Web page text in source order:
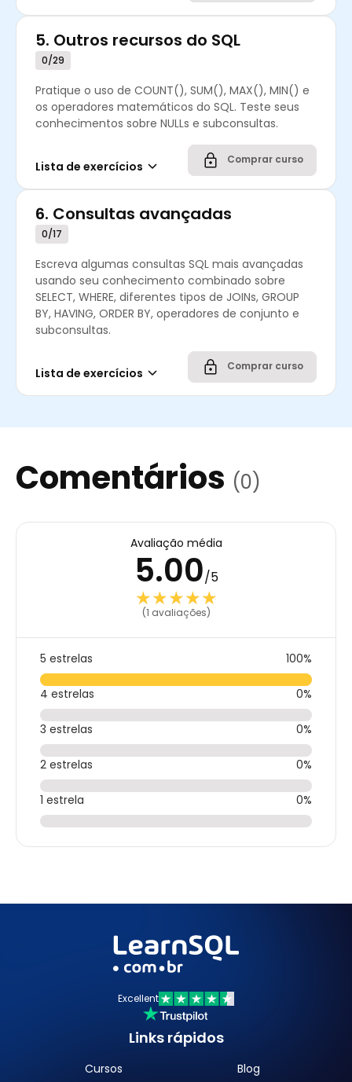
5. Outros recursos do SQL
0/29
Pratique o uso de COUNT(), SUM(), MAX(), MIN() e
os operadores matemáticos do SQL. Teste seus
conhecimentos sobre NULLs e subconsultas.
Lista de exercícios Comprar curso
6. Consultas avançadas
0/17
Escreva algumas consultas SQL mais avançadas
usando seu conhecimento combinado sobre
SELECT, WHERE, diferentes tipos de JOINs, GROUP
BY, HAVING, ORDER BY, operadores de conjunto e
subconsultas.
Lista de exercícios Comprar curso
Comentários (0)
Avaliação média
5.00/5
★★★★★
★★★★★
(1 avaliações)
5 estrelas 100%
4 estrelas 0%
3 estrelas 0%
2 estrelas 0%
1 estrela 0%
Excellent
Links rápidos
Cursos Blog